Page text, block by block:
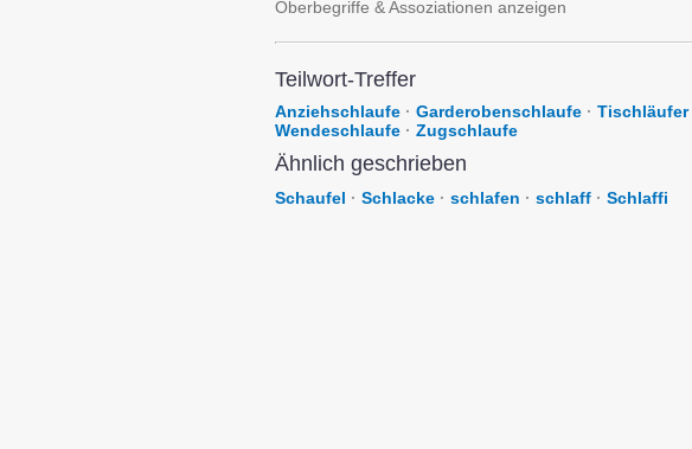
Oberbegriffe & Assoziationen anzeigen
Teilwort-Treffer
Anziehschlaufe · Garderobenschlaufe · Tischläufer
Wendeschlaufe · Zugschlaufe
Ähnlich geschrieben
Schaufel · Schlacke · schlafen · schlaff · Schlaffi